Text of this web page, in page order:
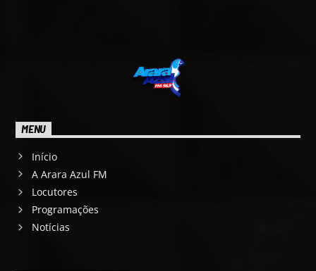
MENU
Início
A Arara Azul FM
Locutores
Programações
Notícias